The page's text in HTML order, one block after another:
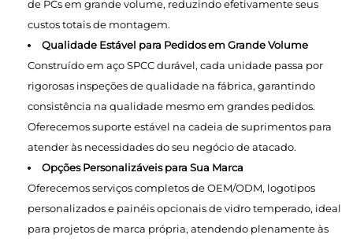
de PCs em grande volume, reduzindo efetivamente seus
custos totais de montagem.
Qualidade Estável para Pedidos em Grande Volume
Construído em aço SPCC durável, cada unidade passa por
rigorosas inspeções de qualidade na fábrica, garantindo
consistência na qualidade mesmo em grandes pedidos.
Oferecemos suporte estável na cadeia de suprimentos para
atender às necessidades do seu negócio de atacado.
Opções Personalizáveis para Sua Marca
Oferecemos serviços completos de OEM/ODM, logotipos
personalizados e painéis opcionais de vidro temperado, ideal
para projetos de marca própria, atendendo plenamente às